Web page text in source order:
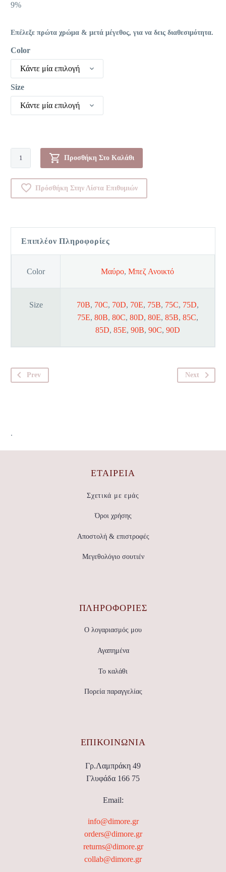
9%
Επέλεξε πρώτα χρώμα & μετά μέγεθος, για να δεις διαθεσιμότητα.
Color
Κάντε μία επιλογή
Size
Κάντε μία επιλογή
Σουτιέν
-
Body
Make-
WDP
ποσότητα
Προσθήκη Στο Καλάθι
Πρόσθήκη Στην Λίστα Επιθυμιών
Επιπλέον Πληροφορίες
Color Μαύρο, Μπεζ Ανοικτό
Size 70B, 70C, 70D, 70E, 75B, 75C, 75D,
75E, 80B, 80C, 80D, 80E, 85B, 85C,
85D, 85E, 90B, 90C, 90D
Prev Next
.
ΕΤΑΙΡΕΊΑ
Σχετικά με εμάς
Όροι χρήσης
Αποστολή & επιστροφές
Μεγεθολόγιο σουτιέν
ΠΛΗΡΟΦΟΡΙΕΣ
Ο λογαριασμός μου
Αγαπημένα
Το καλάθι
Πορεία παραγγελίας
ΕΠΙΚΟΙΝΩΝΊΑ
Γρ.Λαμπράκη 49
Γλυφάδα 166 75
Email:
info@dimore.gr
orders@dimore.gr
returns@dimore.gr
collab@dimore.gr